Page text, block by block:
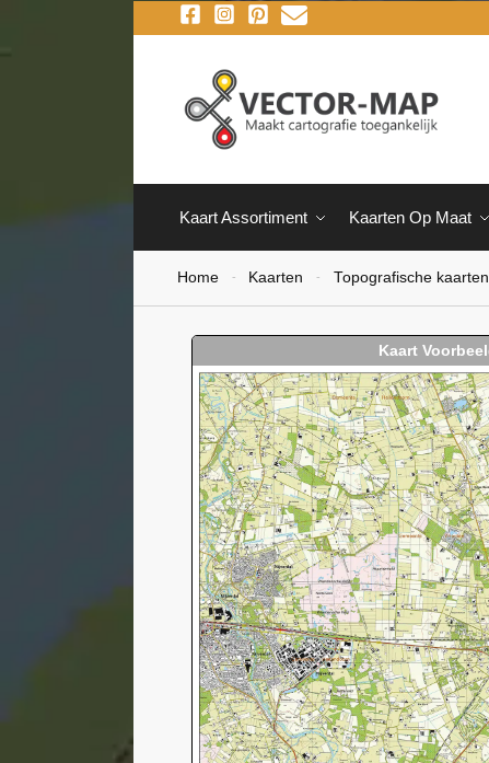
Kaart Assortiment Kaarten Op Maat
Home - Kaarten - Topografische kaarten